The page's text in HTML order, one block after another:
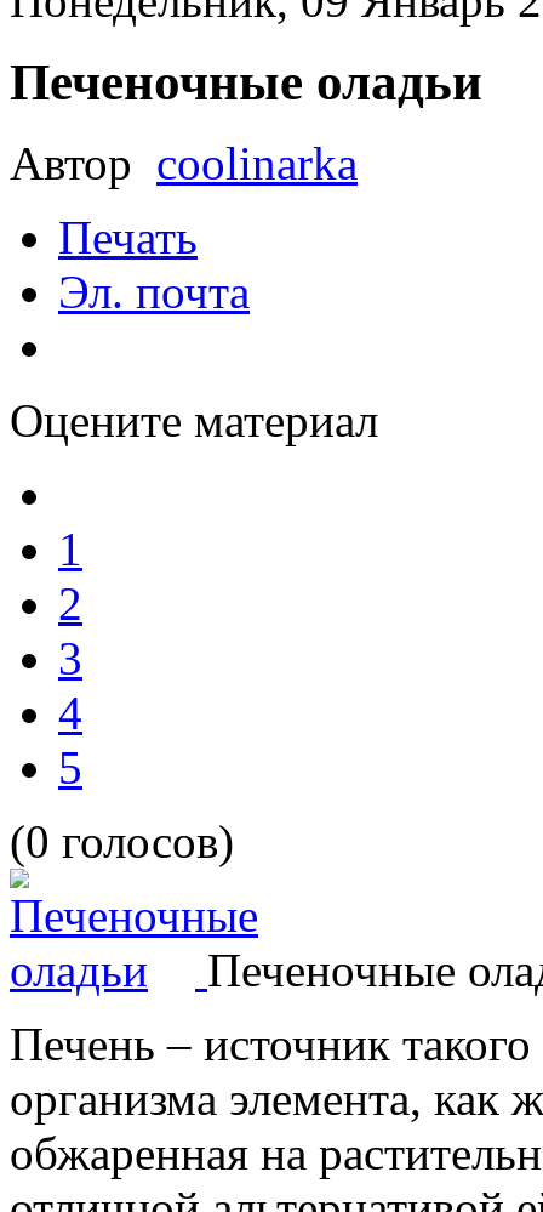
Печеночные оладьи
Автор coolinarka
Печать
Эл. почта
Оцените материал
1
2
3
4
5
(0 голосов)
Печеночные
Печень – источник
организма элемента, как
обжаренная на